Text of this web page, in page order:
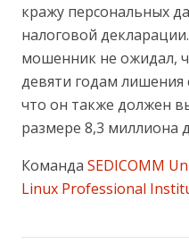
кражу персональных
налоговой
мошенник не ожидал,
девяти годам
что он также должен
размере 8,3 миллиона
Команда SEDICOMM
Linux Professional